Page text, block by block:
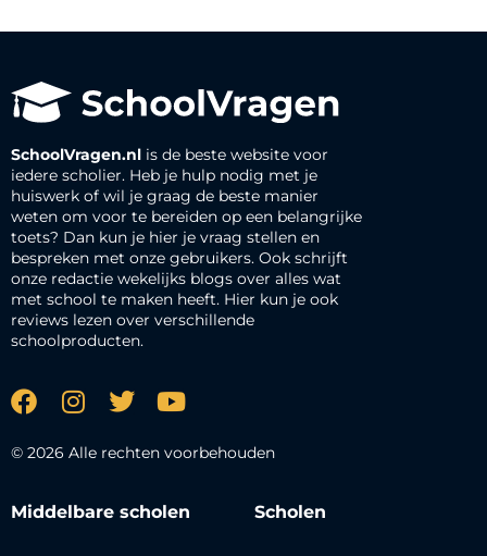
SchoolVragen.nl is de beste website voor
iedere scholier. Heb je hulp nodig met je
huiswerk of wil je graag de beste manier
weten om voor te bereiden op een belangrijke
toets? Dan kun je hier je vraag stellen en
bespreken met onze gebruikers. Ook schrijft
onze redactie wekelijks blogs over alles wat
met school te maken heeft. Hier kun je ook
reviews lezen over verschillende
schoolproducten.
© 2026 Alle rechten voorbehouden
Middelbare scholen Scholen